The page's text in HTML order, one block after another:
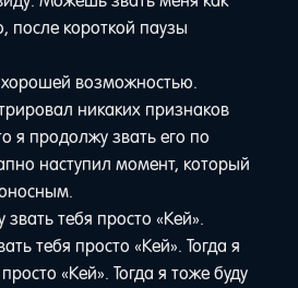
после короткой паузы
возможностью.
никаких признаков
я продолжу звать его по
наступил момент, который
тебя просто «Кей».
тебя просто «Кей». Тогда я
«Кей». Тогда я тоже буду